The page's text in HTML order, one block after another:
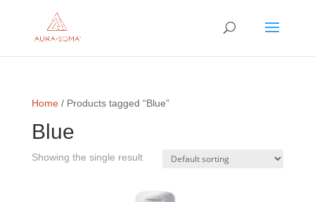
Home/ Products tagged “Blue”
Blue
Showing the single result